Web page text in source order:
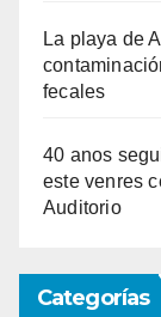
La playa de
fecales
40 anos
este venres
Auditorio
Categorías